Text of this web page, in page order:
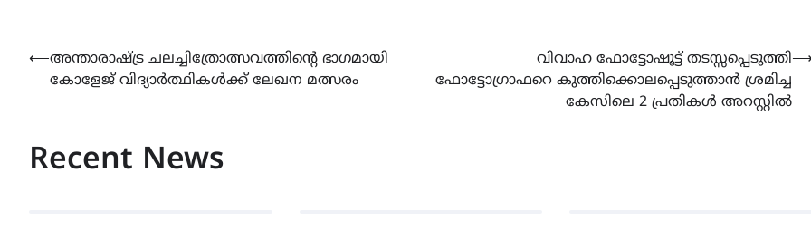
Post
navigation
⟵അന്താരാഷ്ട്ര ചലച്ചിത്രോത്സവത്തിൻ്റെ ഭാഗമായി
കോളേജ് വിദ്യാർത്ഥികൾക്ക് ലേഖന മത്സരം
വിവാഹ ഫോട്ടോഷൂട്ട് തടസ്സപ്പെടുത്തി
ഫോട്ടോഗ്രാഫറെ കുത്തിക്കൊലപ്പെടുത്താൻ ശ്രമിച്ച
കേസിലെ 2 പ്രതികൾ അറസ്റ്റിൽ
Recent News